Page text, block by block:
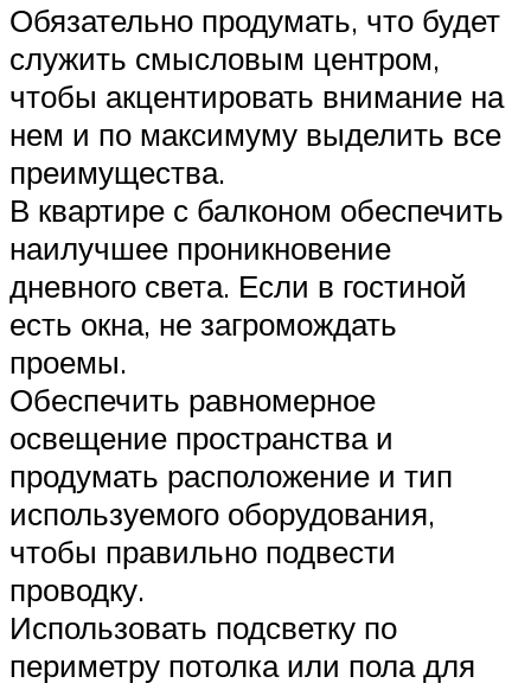
Обязательно продумать, что будет
служить смысловым центром,
чтобы акцентировать внимание на
нем и по максимуму выделить все
преимущества.
В квартире с балконом обеспечить
наилучшее проникновение
дневного света. Если в гостиной
есть окна, не загромождать
проемы.
Обеспечить равномерное
освещение пространства и
продумать расположение и тип
используемого оборудования,
чтобы правильно подвести
проводку.
Использовать подсветку по
периметру потолка или пола для